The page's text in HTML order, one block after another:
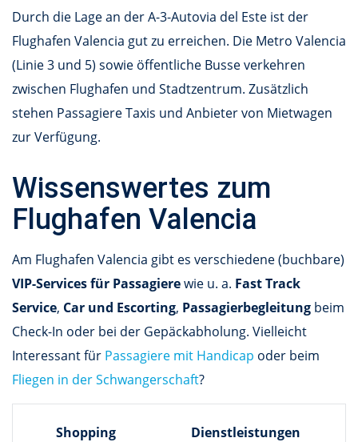
Durch die Lage an der A-3-Autovia del Este ist der
Flughafen Valencia gut zu erreichen. Die Metro Valencia
(Linie 3 und 5) sowie öffentliche Busse verkehren
zwischen Flughafen und Stadtzentrum. Zusätzlich
stehen Passagiere Taxis und Anbieter von Mietwagen
zur Verfügung.
Wissenswertes zum
Flughafen Valencia
Am Flughafen Valencia gibt es verschiedene (buchbare)
VIP-Services für Passagierewie u. a. Fast Track
Service, Car und Escorting, Passagierbegleitung beim
Check-In oder bei der Gepäckabholung. Vielleicht
Interessant für Passagiere mit Handicap oder beim
Fliegen in der Schwangerschaft?
Shopping Dienstleistungen